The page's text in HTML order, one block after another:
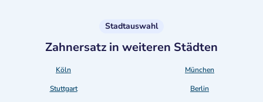
Stadtauswahl
Zahnersatz in weiteren Städten
Köln
München
Stuttgart
Berlin